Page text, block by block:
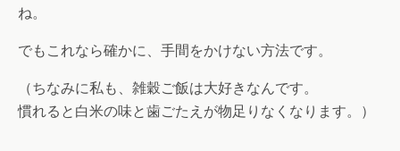
ね。
でもこれなら確かに、手間をかけない方法です。
（ちなみに私も、雑穀ご飯は大好きなんです。
慣れると白米の味と歯ごたえが物足りなくなります。）